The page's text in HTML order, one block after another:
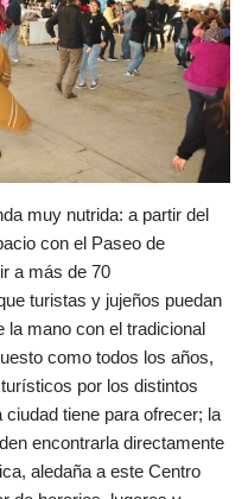
muy nutrida: a partir del
con el Paseo de
a más de 70
turistas y jujeños puedan
la mano con el tradicional
como todos los años,
por los distintos
tiene para ofrecer; la
encontrarla directamente
aledaña a este Centro